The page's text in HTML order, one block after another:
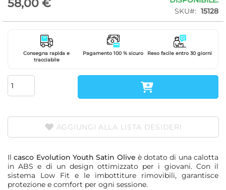
58,00 €
SKU
15128
Consegna rapida e
tracciabile
Pagamento 100 % sicuro Reso facile entro 30 giorni
AGGIUNGI ALLA LISTA DESIDERI
Ilcasco Evolution Youth Satin Olive è dotato di una calotta
in ABS e di un design ottimizzato per i giovani. Con il
sistema Low Fit e le imbottiture rimovibili, garantisce
protezione e comfort per ogni sessione.